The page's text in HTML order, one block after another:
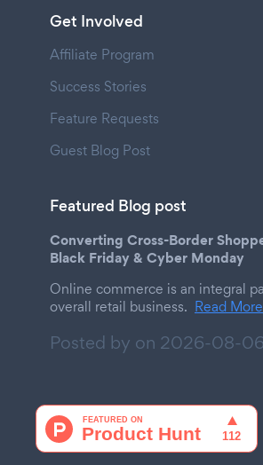
Get Involved
Affiliate Program
Success Stories
Feature Requests
Guest Blog Post
Featured Blog post
Converting Cross-Border
Black Friday & Cyber Monday
Online commerce is an integral
overall retail business. Read More
Posted by on 2026-08-06